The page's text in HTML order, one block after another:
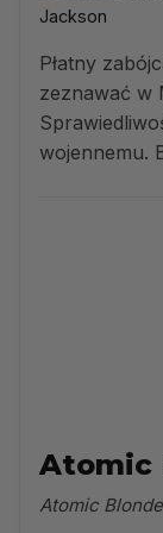
Jackson
Płatny
zeznawać w
wojennemu.
Atomic
Atomic Blonde